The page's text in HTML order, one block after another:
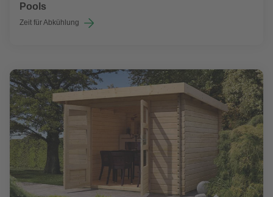
Pools
Zeit für Abkühlung